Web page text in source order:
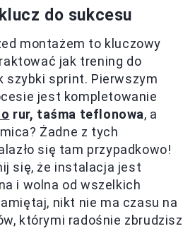
do sukcesu
montażem to kluczowy
jak trening do
szybki sprint. Pierwszym
jest kompletowanie
rur, taśma teflonowa, a
Żadne z tych
się tam przypadkowo!
się, że instalacja jest
i wolna od wszelkich
nikt nie ma czasu na
którymi radośnie zbrudzisz